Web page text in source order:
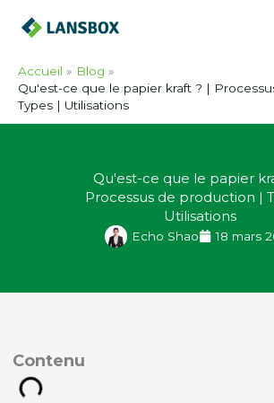
Accueil
Blog
Qu'est-ce que le papier kraft ? |
Types | Utilisations
Qu'est-ce que le papier
Processus de production |
Utilisations
Echo Shao 18 mars